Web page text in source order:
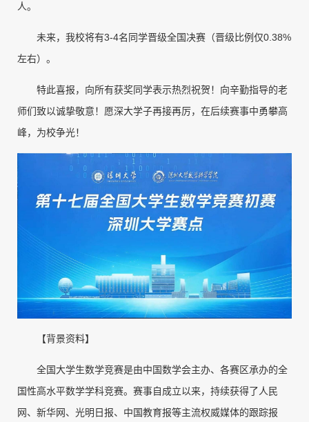
人。
未来，我校将有3-4名同学晋级全国决赛（晋级比例仅0.38%
左右）。
特此喜报，向所有获奖同学表示热烈祝贺！向辛勤指导的老
师们致以诚挚敬意！愿深大学子再接再厉，在后续赛事中勇攀高
峰，为校争光！
【背景资料】
全国大学生数学竞赛是由中国数学会主办、各赛区承办的全
国性高水平数学学科竞赛。赛事自成立以来，持续获得了人民
网、新华网、光明日报、中国教育报等主流权威媒体的跟踪报